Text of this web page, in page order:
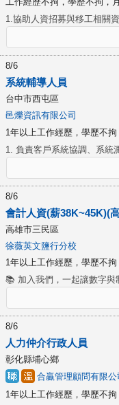
1.協助人資招募與移工相關
單申請核銷。 4.相關補助款
項。
8/6
系統輔導人員
台中市西屯區
邑爍資訊有限公司
1年以上工作經歷，學歷不
1. 負責客戶系統協調、系統
核心問題，提供正確有效解
表達能力。
8/6
會計人資(薪38K~45K)(
高雄市三民區
徐薇英文鹽行分校
1年以上工作經歷，學歷不
📚 加入我們，一起讓數字與制度在指尖
會計或人資，你將成為公司運
會： 1. 準確進行會計帳務處理，掌握營業與稅務申報等細節。 2. 處理員工
薪資計算、勞健保作業，以及其他人事
錄，打造完善的收支管理。 4. 熟練操作會計軟體，編製傳票與財務報表，
為決策提供有力數據支持。 5. 規劃薪酬福利管理，促進員工關係與績效提
升。 ✨ 準備好與我們一同邁向更精采的職場旅程了嗎？ 你的專業與細心，
將是組織穩定運作的重要基石
8/6
人力仲介行政人員
彰化縣埔心鄉
合贏管理顧問有限公
1年以上工作經歷，學歷不